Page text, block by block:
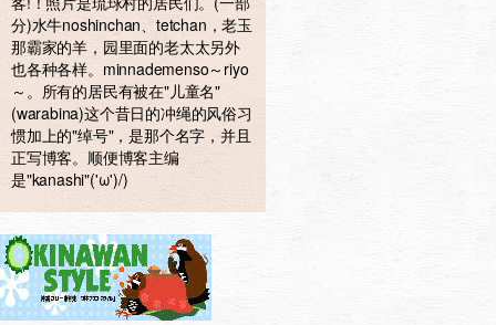
分)水牛noshinchan、tetchan，老玉
那霸家的羊，园里面的老太太另外
也各种各样。minnademenso～riyo
～。所有的居民有被在"儿童名"
(warabina)这个昔日的冲绳的风俗习
惯加上的"绰号"，是那个名字，并且
正写博客。顺便博客主编
是"kanashi"('ω')/)